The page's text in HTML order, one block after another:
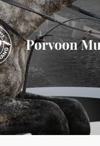
Mustang